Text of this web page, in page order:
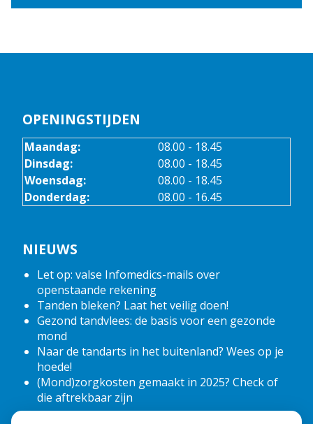
OPENINGSTIJDEN
Maandag:
08.00 - 18.45
Dinsdag:
08.00 - 18.45
Woensdag:
08.00 - 18.45
Donderdag:
08.00 - 16.45
NIEUWS
Let op: valse Infomedics-mails over
openstaande rekening
Tanden bleken? Laat het veilig doen!
Gezond tandvlees: de basis voor een gezonde
mond
Naar de tandarts in het buitenland? Wees op je
hoede!
(Mond)zorgkosten gemaakt in 2025? Check of
die aftrekbaar zijn